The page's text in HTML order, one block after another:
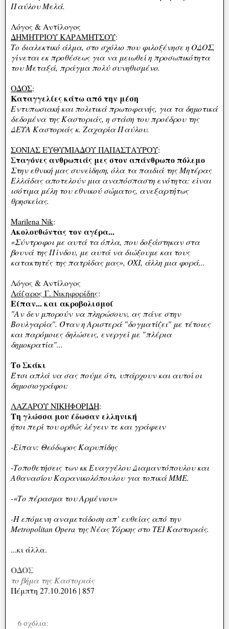
Παύλου Μελά.
Λόγος & Αντίλογος
ΔΗΜΗΤΡΙΟΥ ΚΑΡΑΜΗΤΣΟΥ:
Το διαλεκτικό άλμα, στο σχόλιο που φιλοξένησε η ΟΔΟΣ,
γίνεται εκ προθέσεως για να μειωθεί η προσωπικότητα
του Μεταξά, πράγμα πολύ συνηθισμένο.
ΟΔΟΣ:
Καταγγελίες κάτω από την μέση
Εντυπωσιακή και πολιτικά πρωτοφανής, για τα δημοτικά
δεδομένα της Καστοριάς, η στάση του προέδρου της
ΔΕΥΑ Καστοριάς κ. Ζαχαρία Παύλου.
ΣΟΝΙΑΣ ΕΥΘΥΜΙΑΔΟΥ ΠΑΠΑΣΤΑΥΡΟΥ:
Σταγόνες ανθρωπιάς μες στον απάνθρωπο πόλεμο
Στην εθνική μας συνείδηση, όλα τα παιδιά της Μητέρας
Ελλάδας αποτελούν μια αναπόσπαστη ενότητα: είναι
ισότιμα μέλη του εθνικού σώματος, ανεξαρτήτως
θρησκείας.
Marilena Nik:
Ακολουθώντας τον αγέρα...
«Σύντροφοι με αυτά τα όπλα, που δοξάστηκαν στα
βουνά της Πίνδου, με αυτά να διώξουμε και τους
κατακτητές της πατρίδας μας», ΟΧΙ, άλλη μια φορά...
Λόγος & Αντίλογος
Λάζαρος Γ. Νικηφορίδης:
Είπαν... και ακροβολισμοί
"Αν δεν μπορούν να πληρώσουν, ας πάνε στην
Βουλγαρία". Όταν η Αριστερά "δογματίζει" με τέτοιες
και παρόμοιες δηλώσεις, ενεργεί με "πλέρια
δημοκρατία"...
Το Σκάκι
Έτσι απλά να σας πούμε ότι, υπάρχουν και αυτοί οι
δημοσιογράφοι:
ΛΑΖΑΡΟΥ ΝΙΚΗΦΟΡΙΔΗ:
Τη γλώσσα μου έδωσαν ελληνική
ήτοι περί του ορθώς λέγειν τε και γράφειν
-Είπαν: Θεόδωρος Καρυπίδης
-Τοποθετήσεις των κκ Ευαγγέλου Διαμαντόπουλου και
Αθανασίου Καρανικολόπουλου για τοπικά ΜΜΕ.
-«Το πέρασμα του Αρμένιου»
-Η επόμενη αναμετάδοση απ’ ευθείας από την
Metropolitan Opera της Νέας Υόρκης στο ΤΕΙ Καστοριάς.
...κι άλλα.
ΟΔΟΣ
το βήμα της Καστοριάς
Πέμπτη 27.10.2016 | 857
6 σχόλια: